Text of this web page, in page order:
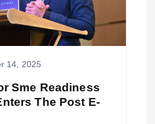
14, 2025
Sme Readiness
The Post E-